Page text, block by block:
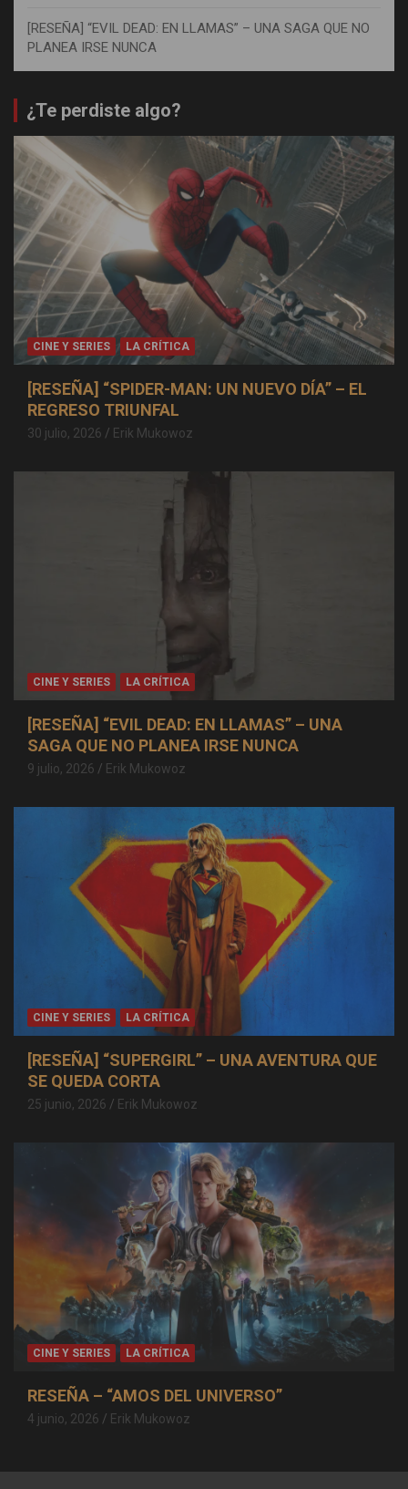
[RESEÑA] “EVIL DEAD: EN LLAMAS” – UNA SAGA QUE NO
PLANEA IRSE NUNCA
¿Te perdiste algo?
CINE Y SERIES LA CRÍTICA
[RESEÑA] “SPIDER-MAN: UN NUEVO DÍA” – EL
REGRESO TRIUNFAL
30 julio, 2026 Erik Mukowoz
CINE Y SERIES LA CRÍTICA
[RESEÑA] “EVIL DEAD: EN LLAMAS” – UNA
SAGA QUE NO PLANEA IRSE NUNCA
9 julio, 2026 Erik Mukowoz
CINE Y SERIES LA CRÍTICA
[RESEÑA] “SUPERGIRL” – UNA AVENTURA QUE
SE QUEDA CORTA
25 junio, 2026 Erik Mukowoz
CINE Y SERIES LA CRÍTICA
RESEÑA – “AMOS DEL UNIVERSO”
4 junio, 2026 Erik Mukowoz